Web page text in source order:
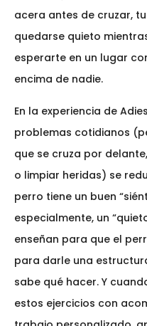
acera antes de cruzar,
quedarse quieto
esperarte en un lugar
encima de nadie.
En la experiencia de
problemas cotidianos
que se cruza por
o limpiar heridas) se
perro tiene un buen
especialmente, un
enseñan para que el
para darle una
sabe qué hacer. Y
estos ejercicios con